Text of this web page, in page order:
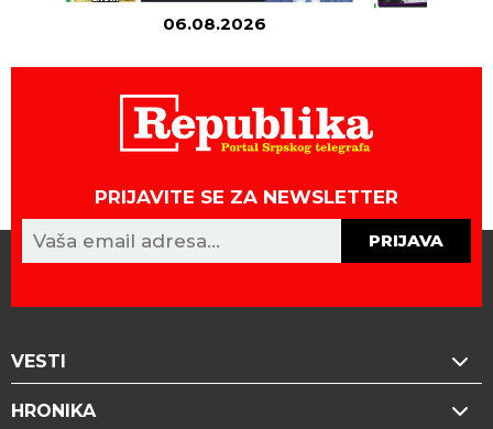
06.08.2026
PRIJAVITE SE ZA NEWSLETTER
PRIJAVA
VESTI
HRONIKA